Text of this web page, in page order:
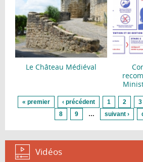
Le Château Médiéval
Pages
« premier ‹ précédent 1 2 3
8
9 … suivant ›
Vidéos